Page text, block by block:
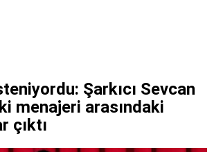
Şarkıcı Sevcan
menajeri arasındaki
çıktı